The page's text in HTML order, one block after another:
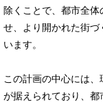
除くことで、都市全体
せ、より開かれた街
います。
この計画の中心には
が据えられており、